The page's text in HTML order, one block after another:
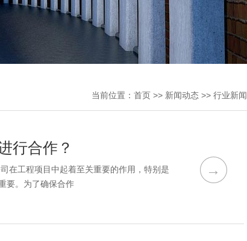
当前位置： 首页 >> 新闻动态 >> 行业新闻
→
行合作？
在工程项目中起着至关重要的作用，特别是
要。为了确保合作